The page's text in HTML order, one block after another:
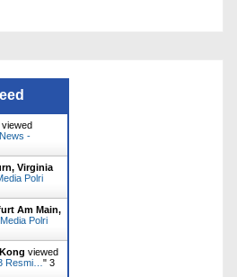
viewed
-
Virginia
Polri
Am Main,
Polri
viewed
Resmi… " 3